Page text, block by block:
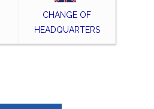
CHANGE OF
HEADQUARTERS